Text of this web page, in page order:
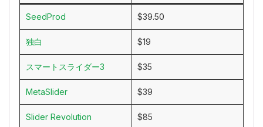
SeedProd $39.50
独白 $19
スマートスライダー3 $35
MetaSlider $39
Slider Revolution $85